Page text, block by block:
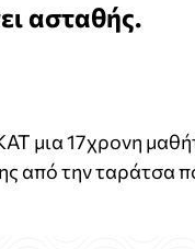
ασταθής.
μια 17χρονη
από την ταράτσα